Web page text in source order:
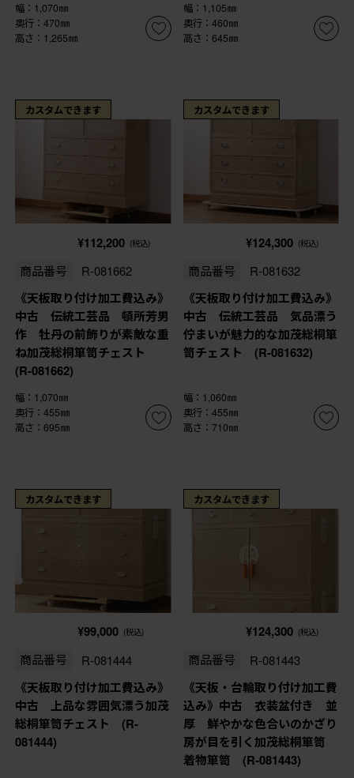
幅：1,070㎜
奥行：470㎜
高さ：1,265㎜
幅：1,105㎜
奥行：460㎜
高さ：645㎜
カスタムできます
¥112,200 (税込)
商品番号 R-081662
《天板取り付け加工費込み》
中古 伝統工芸品 頓所芳男
作 牡丹の前飾りが素敵な重
ね加茂総桐箪笥チェスト
(R-081662)
幅：1,070㎜
奥行：455㎜
高さ：695㎜
カスタムできます
¥124,300 (税込)
商品番号 R-081632
《天板取り付け加工費込み》
中古 伝統工芸品 気品漂う
佇まいが魅力的な加茂総桐箪
笥チェスト (R-081632)
幅：1,060㎜
奥行：455㎜
高さ：710㎜
カスタムできます
¥99,000 (税込)
商品番号 R-081444
《天板取り付け加工費込み》
中古 上品な雰囲気漂う加茂
総桐箪笥チェスト (R-
081444)
カスタムできます
¥124,300 (税込)
商品番号 R-081443
《天板・台輪取り付け加工費
込み》中古 衣装盆付き 並
厚 鮮やかな色合いのかざり
房が目を引く加茂総桐箪笥
着物箪笥 (R-081443)